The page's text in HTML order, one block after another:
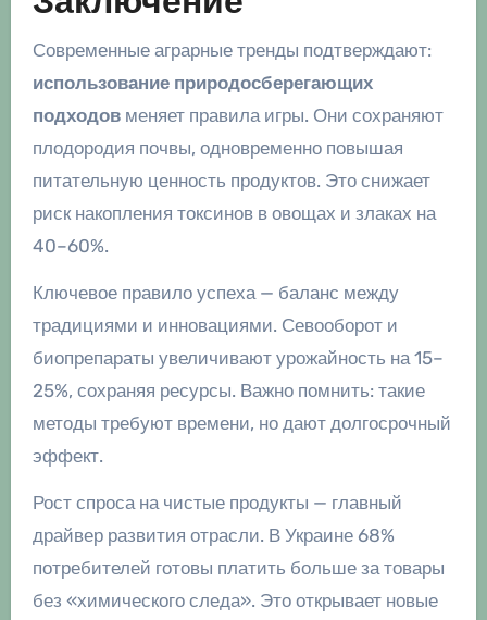
Современные аграрные тренды подтверждают:
использование природосберегающих
подходовменяет правила игры. Они сохраняют
плодородия почвы, одновременно повышая
питательную ценность продуктов. Это снижает
риск накопления токсинов в овощах и злаках на
40–60%.
Ключевое правило успеха — баланс между
традициями и инновациями. Севооборот и
биопрепараты увеличивают урожайность на 15–
25%, сохраняя ресурсы. Важно помнить: такие
методы требуют времени, но дают долгосрочный
эффект.
Рост спроса на чистые продукты — главный
драйвер развития отрасли. В Украине 68%
потребителей готовы платить больше за товары
без «химического следа». Это открывает новые